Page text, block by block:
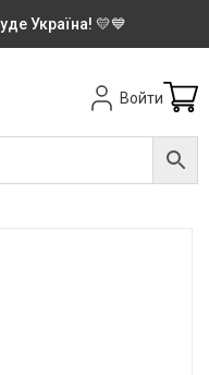
Україна! 💛💙
Войти